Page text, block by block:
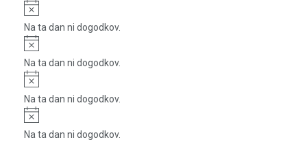
Notice
Na ta dan ni dogodkov.
Notice
Na ta dan ni dogodkov.
Notice
Na ta dan ni dogodkov.
Notice
Na ta dan ni dogodkov.